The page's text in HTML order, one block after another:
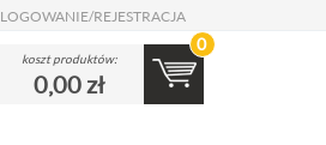
LOGOWANIE/REJESTRACJA
koszt produktów:
0,00 zł
0